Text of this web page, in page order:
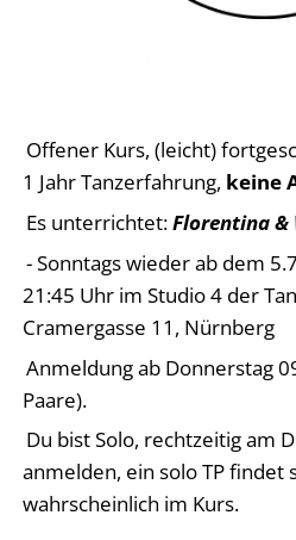
Offener Kurs, (leicht)
1 Jahr Tanzerfahrung, keine
Es unterrichtet:Florentina &
- Sonntags wieder ab dem
21:45 Uhr im Studio 4 der
Cramergasse 11, Nürnberg
Anmeldung ab Donnerstag
Paare).
Du bist Solo, rechtzeitig am
anmelden, ein solo TP findet
wahrscheinlich im Kurs.